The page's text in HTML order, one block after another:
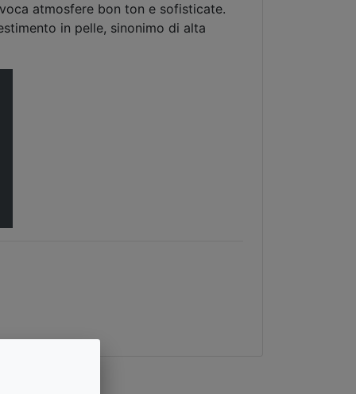
atmosfere bon ton e sofisticate.
in pelle, sinonimo di alta